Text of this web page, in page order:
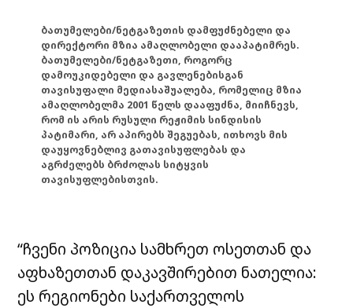
ბათუმელები/ნეტგაზეთის დამფუძნებელი და
დირექტორი მზია ამაღლობელი დააპატიმრეს.
ბათუმელები/ნეტგაზეთი, როგორც
დამოუკიდებელი და გავლენებისგან
თავისუფალი მედიასაშუალება, რომელიც მზია
ამაღლობელმა 2001 წელს დააფუძნა, მიიჩნევს,
რომ ის არის რუსული რეჟიმის სინდისის
პატიმარი, არ აპირებს შეგუებას, ითხოვს მის
დაუყოვნებლივ გათავისუფლებას და
აგრძელებს ბრძოლას სიტყვის
თავისუფლებისთვის.
“ჩვენი პოზიცია სამხრეთ ოსეთთან და
აფხაზეთთან დაკავშირებით ნათელია:
ეს რეგიონები საქართველოს